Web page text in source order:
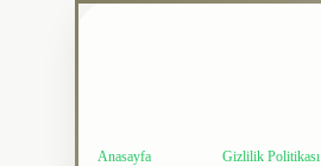
Anasayfa Gizlilik Politikası